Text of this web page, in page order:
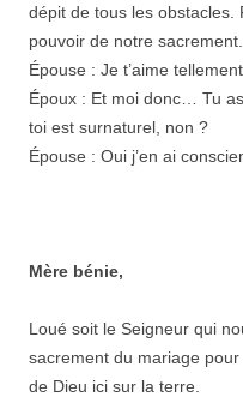
dépit de tous les obstacles.
pouvoir de notre sacrement.
Épouse : Je t’aime
Époux : Et moi donc… Tu
toi est surnaturel, non ?
Épouse : Oui j’en ai
Mère bénie,
Loué soit le Seigneur qui
sacrement du mariage
de Dieu ici sur la terre.